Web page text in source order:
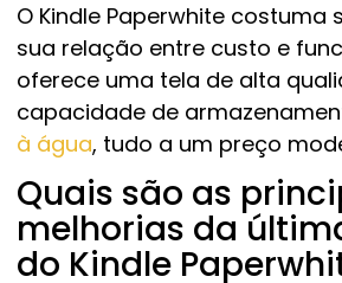
O Kindle Paperwhite costuma
sua relação entre custo e
oferece uma tela de alta
capacidade de
à água, tudo a um preço
Quais são as
melhorias da
do Kindle